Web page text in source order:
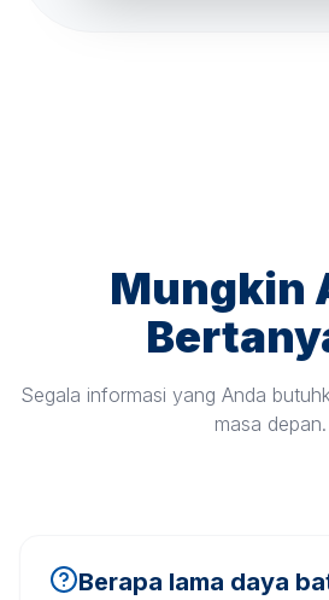
Mungkin
Segala informasi yang Anda
masa depan.
Berapa lama daya